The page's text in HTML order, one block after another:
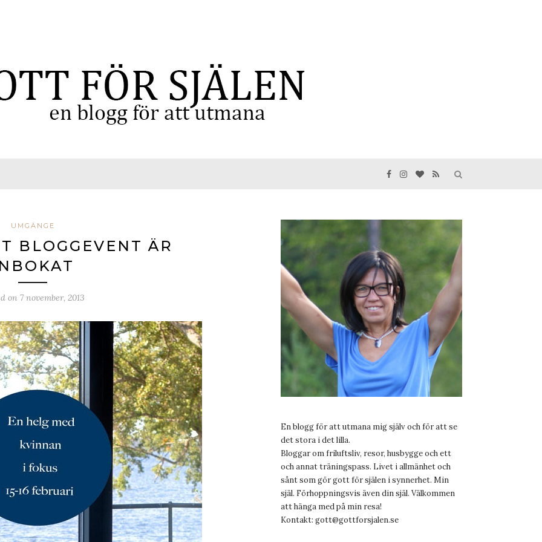
UMGÄNGE
BLOGGEVENT ÄR
on 7 november, 2013
En blogg för att utmana mig själv och för att se
det stora i det lilla.
Bloggar om friluftsliv, resor, husbygge och ett
och annat träningspass. Livet i allmänhet och
sånt som gör gott för själen i synnerhet. Min
själ. Förhoppningsvis även din själ. Välkommen
att hänga med på min resa!
Kontakt: gott@gottforsjalen.se